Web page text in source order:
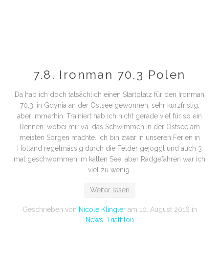
7.8. Ironman 70.3 Polen
Da hab ich doch tatsächlich einen Startplatz für den Ironman
70.3, in Gdynia an der Ostsee gewonnen, sehr kurzfristig,
aber immerhin. Trainiert hab ich nicht gerade viel für so ein
Rennen, wobei mir v.a. das Schwimmen in der Ostsee am
meisten Sorgen machte. Ich bin zwar in unseren Ferien in
Holland regelmässig durch die Felder gejoggt und auch 3
mal geschwommen im kalten See, aber Radgefahren war ich
viel zu wenig.
Weiter lesen
Geschrieben von Nicole Klingleram 10. August 2016 in
News Triathlon